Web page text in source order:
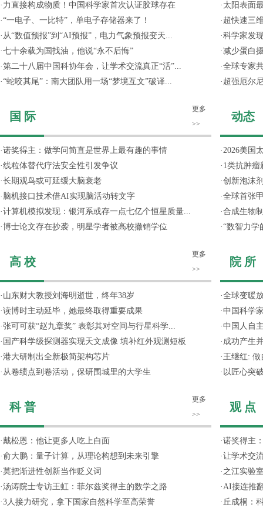
· 力直接构成物质！中国科学家首次认证胶球存在
·“一电子、一比特”，单电子存储器来了！
· 从“数值预报”到“AI预报”，电力气象预报变天...
·七十余载为国找油，他说“永不后悔”
·第二十八届中国科协年会，让学术交流真正“活”...
·“蛇咬其尾”：南大团队用一场“梦境互文”破译...
国 际
更多
>>
·诺奖得主：做学问简直是世界上最有趣的事情
·线粒体替代疗法安全性引发争议
·长期观鸟或可延缓大脑衰老
· 脑机接口技术借AI实现脑活动转文字
·计算机模拟发现：银河系或存一点七亿个恒星质量...
·博士论文存在抄袭，明星学者被高校撤销学位
高 校
更多
>>
· 山东财大教授刘海明逝世，终年38岁
·读博时主动延毕，她最终取得重要成果
·张可可获“赵九章奖” 表彰其对空间与行星科学...
· 国产科学级探测器实现天文成像 填补红外观测短板
·港大研制出全新极简架构芯片
· 从卷绩点到卷活动，保研围城里的大学生
科 普
更多
>>
·戴松恩：他让更多人吃上白面
·俞大鹏：量子计算，从理论构想到未来引擎
·莫把渐进性创新当作贬义词
·汤涛院士专访王虹：菲尔兹奖得主的数学之路
·3人接力研究，拿下国家自然科学至高荣誉
· 太阳表面
· 超快速三
·科学家发
·减少蛋白
·全球专家
· 超强厄尔
动态
·2026美国
· 1类抗肿瘤
·创新泡沫
·全球首张
·合成生物
·“数智力学
院 所
·全球变暖
·中国科学
·中国人自
· 成功产生
· 王继红: 做
· 以匠心突
观 点
·诺奖得主
·让学术交
· 之江实验
·AI接连推
· 丘成桐：